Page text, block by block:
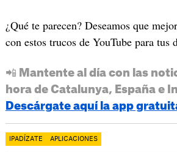
¿Qué te parecen? Deseamos que
con estos trucos de YouTube para tus
📲 Mantente al día con las
hora de Catalunya, España e
Descárgate aquí la app
IPADÍZATE APLICACIONES